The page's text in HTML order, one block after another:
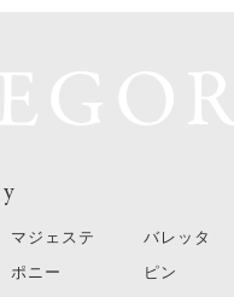
マジェステ
ポニー
バレッタ
ピン